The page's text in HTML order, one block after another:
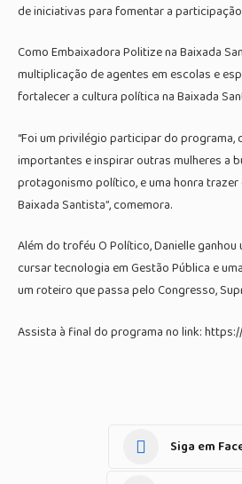
de iniciativas para fomentar a
Como Embaixadora Politize na Baixada
multiplicação de agentes em escolas e
fortalecer a cultura política na Baixada
“Foi um privilégio participar do programa,
importantes e inspirar outras mulheres a
protagonismo político, e uma honra
Baixada Santista”, comemora.
Além do troféu O Político, Danielle
cursar tecnologia em Gestão Pública e
um roteiro que passa pelo Congresso,
Assista à final do programa no link:
Siga em